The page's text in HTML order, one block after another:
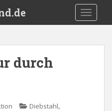
durch
Diebstahl,